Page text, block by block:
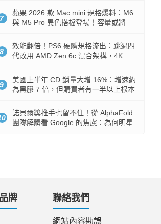
7
蘋果 2026 款 Mac mini 規格爆料：M6
與 M5 Pro 異色搭檔登場！容量或將
8
效能翻倍！PS6 硬體規格流出：跳過四
代改用 AMD Zen 6c 混合架構，4K
9
美國上半年 CD 銷量大增 16%：增速約
為黑膠 7 倍，但購買者有一半以上根本
諾貝爾獎推手也留不住！從 AlphaFold
團隊解體看 Google 的焦慮：為何明星
牌 聯絡我們
網站內容勘誤